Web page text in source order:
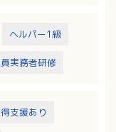
ヘルパー1級
実務者研修
支援あり